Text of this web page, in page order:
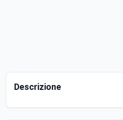
Descrizione